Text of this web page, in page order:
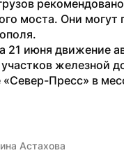
моста. Они могут
21 июня движение
железной
«Север-Пресс» в
Астахова